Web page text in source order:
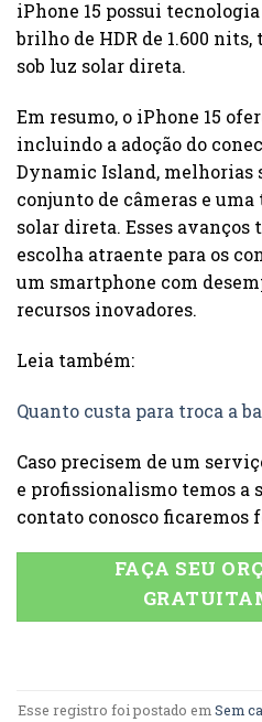
iPhone 15 possui
brilho de HDR de 1.600
sob luz solar direta.
Em resumo, o iPhone 15
incluindo a adoção do
Dynamic Island,
conjunto de câmeras e
solar direta. Esses avanços
escolha atraente para os
um smartphone com
recursos inovadores.
Leia também:
Quanto custa para troca a
Caso precisem de um
e profissionalismo temos a
contato conosco ficaremos
FAÇA SEU
Esse registro foi postado em Sem